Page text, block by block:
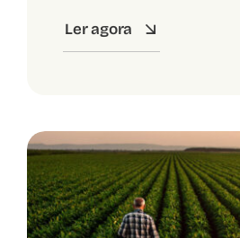
Ler agora